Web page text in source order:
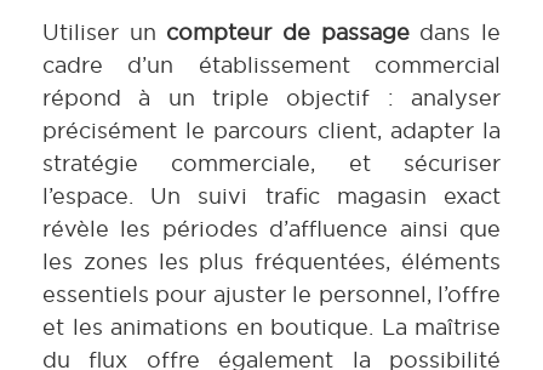
Utiliser un compteur de passagedans le
cadre d’un établissement commercial
répond à un triple objectif : analyser
précisément le parcours client, adapter la
stratégie commerciale, et sécuriser
l’espace. Un suivi trafic magasin exact
révèle les périodes d’affluence ainsi que
les zones les plus fréquentées, éléments
essentiels pour ajuster le personnel, l’offre
et les animations en boutique. La maîtrise
du flux offre également la possibilité